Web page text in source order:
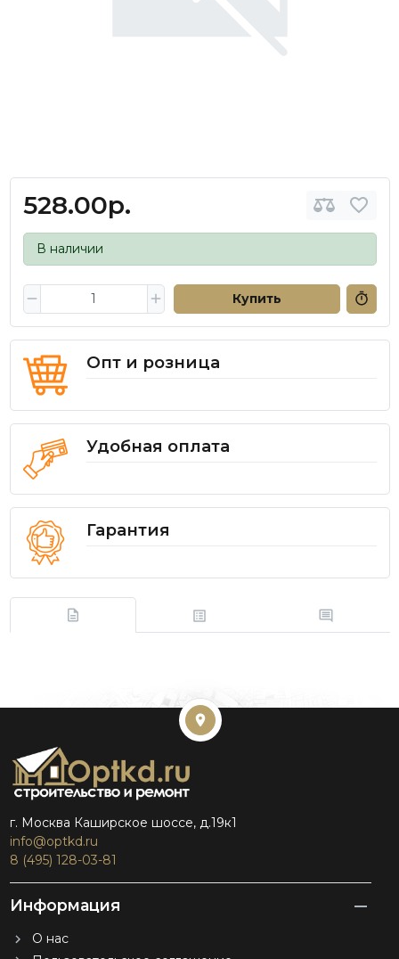
528.00р.
В наличии
Купить
Опт и розница
Удобная оплата
Гарантия
г. Москва Каширское шоссе, д.19к1
info@optkd.ru
8 (495) 128-03-81
Информация
О нас